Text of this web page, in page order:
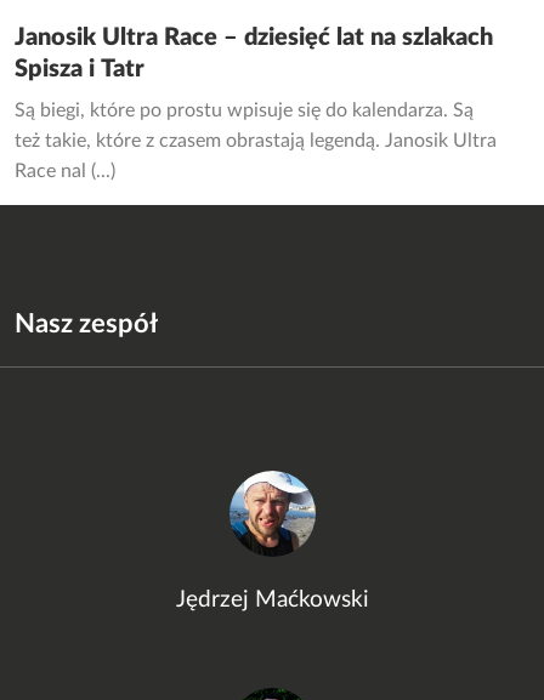
Janosik Ultra Race – dziesięć lat na szlakach
Spisza i Tatr
Są biegi, które po prostu wpisuje się do kalendarza. Są
też takie, które z czasem obrastają legendą. Janosik Ultra
Race nal (...)
Nasz zespół
Jędrzej Maćkowski